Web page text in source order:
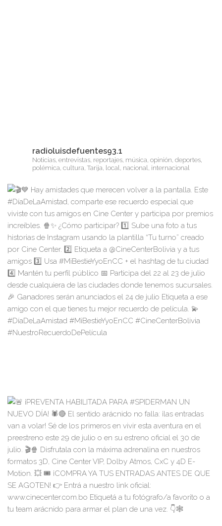
radioluisdefuentes93.1
Noticias, entrevistas, reportajes, música, opinión, deportes,
polémica, cultura, Tarija, local, nacional, internacional